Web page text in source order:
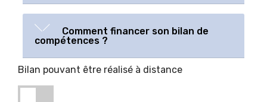
Comment financer son bilan de
compétences ?
Bilan pouvant être réalisé à distance